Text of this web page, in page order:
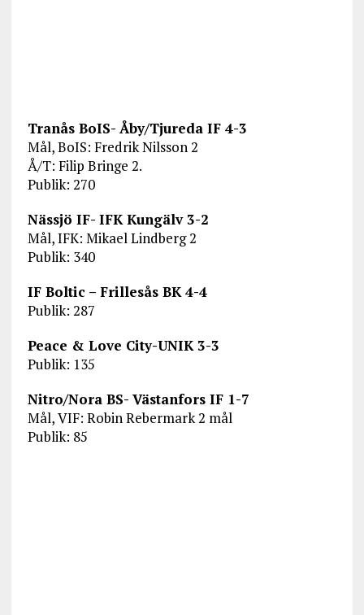
Tranås BoIS- Åby/Tjureda IF 4-3
Mål, BoIS: Fredrik Nilsson 2
Å/T: Filip Bringe 2.
Publik: 270
Nässjö IF- IFK Kungälv 3-2
Mål, IFK: Mikael Lindberg 2
Publik: 340
IF Boltic – Frillesås BK 4-4
Publik: 287
Peace & Love City-UNIK 3-3
Publik: 135
Nitro/Nora BS- Västanfors IF 1-7
Mål, VIF: Robin Rebermark 2 mål
Publik: 85